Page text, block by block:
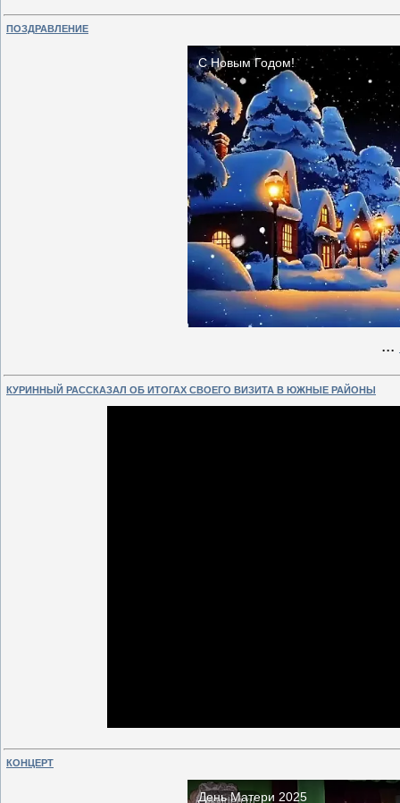
ПОЗДРАВЛЕНИЕ
...
КУРИННЫЙ РАССКАЗАЛ ОБ ИТОГАХ СВОЕГО ВИЗИТА В ЮЖНЫЕ РАЙОНЫ
КОНЦЕРТ